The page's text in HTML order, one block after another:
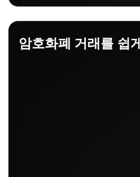
암호화폐 거래를 쉽